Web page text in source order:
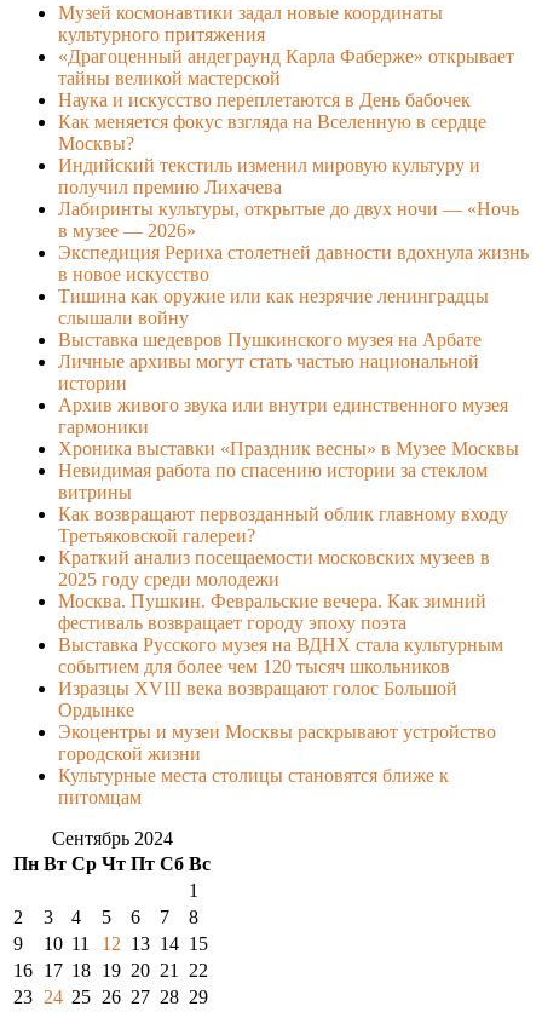
Музей космонавтики задал новые координаты
культурного притяжения
«Драгоценный андеграунд Карла Фаберже» открывает
тайны великой мастерской
Наука и искусство переплетаются в День бабочек
Как меняется фокус взгляда на Вселенную в сердце
Москвы?
Индийский текстиль изменил мировую культуру и
получил премию Лихачева
Лабиринты культуры, открытые до двух ночи — «Ночь
в музее — 2026»
Экспедиция Рериха столетней давности вдохнула жизнь
в новое искусство
Тишина как оружие или как незрячие ленинградцы
слышали войну
Выставка шедевров Пушкинского музея на Арбате
Личные архивы могут стать частью национальной
истории
Архив живого звука или внутри единственного музея
гармоники
Хроника выставки «Праздник весны» в Музее Москвы
Невидимая работа по спасению истории за стеклом
витрины
Как возвращают первозданный облик главному входу
Третьяковской галереи?
Краткий анализ посещаемости московских музеев в
2025 году среди молодежи
Москва. Пушкин. Февральские вечера. Как зимний
фестиваль возвращает городу эпоху поэта
Выставка Русского музея на ВДНХ стала культурным
событием для более чем 120 тысяч школьников
Изразцы XVIII века возвращают голос Большой
Ордынке
Экоцентры и музеи Москвы раскрывают устройство
городской жизни
Культурные места столицы становятся ближе к
питомцам
Сентябрь 2024
Пн Вт Ср Чт Пт Сб Вс
1
2
3 4 5 6 7
8
9
10 11 12 13 14 15
16 17 18 19 20 21
22
23 24 25 26 27 28 29